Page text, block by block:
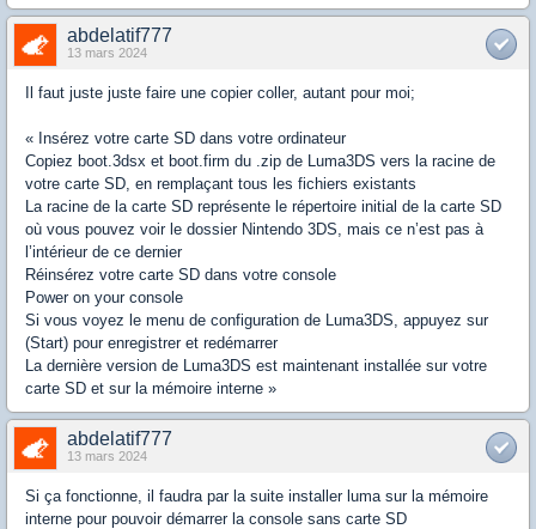
abdelatif777
13 mars 2024
Il faut juste juste faire une copier coller, autant pour moi;
« Insérez votre carte SD dans votre ordinateur
Copiez boot.3dsx et boot.firm du .zip de Luma3DS vers la racine de
votre carte SD, en remplaçant tous les fichiers existants
La racine de la carte SD représente le répertoire initial de la carte SD
où vous pouvez voir le dossier Nintendo 3DS, mais ce n’est pas à
l’intérieur de ce dernier
Réinsérez votre carte SD dans votre console
Power on your console
Si vous voyez le menu de configuration de Luma3DS, appuyez sur
(Start) pour enregistrer et redémarrer
La dernière version de Luma3DS est maintenant installée sur votre
carte SD et sur la mémoire interne »
abdelatif777
13 mars 2024
Si ça fonctionne, il faudra par la suite installer luma sur la mémoire
interne pour pouvoir démarrer la console sans carte SD